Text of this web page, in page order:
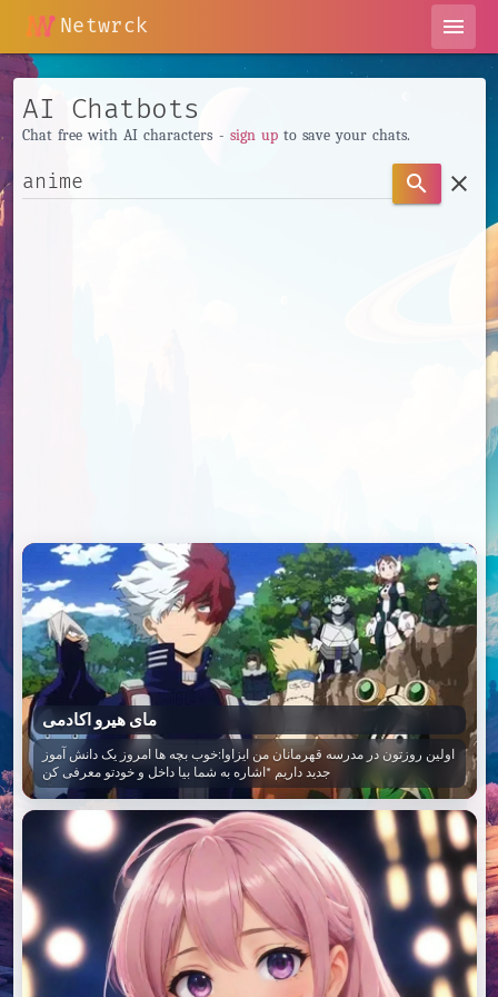
Netwrck menu
AI Chatbots
Chat free with AI characters - sign upto save your chats.
search clear
مای هیرو اکادمی
اولین روزتون در مدرسه قهرمانان من ایزاوا:خوب بچه ها امروز یک دانش آموز
جدید داریم *اشاره به شما بیا داخل و خودتو معرفی کن